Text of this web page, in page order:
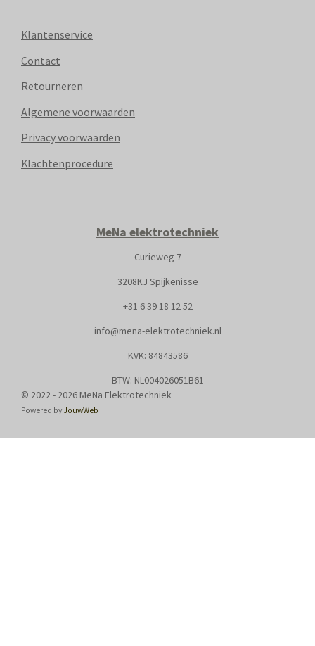
Klantenservice
Contact
Retourneren
Algemene voorwaarden
Privacy voorwaarden
Klachtenprocedure
MeNa elektrotechniek
Curieweg 7
3208KJ Spijkenisse
+31 6 39 18 12 52
info@mena-elektrotechniek.nl
KVK: 84843586
BTW: NL004026051B61
© 2022 - 2026 MeNa Elektrotechniek
Powered by JouwWeb